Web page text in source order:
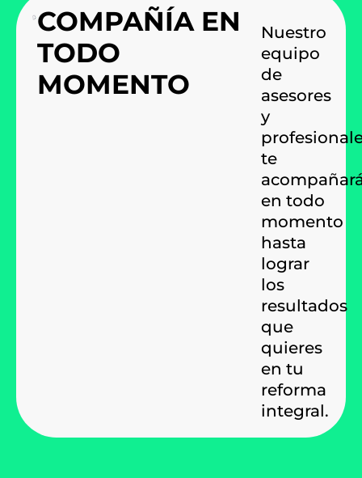
COMPAÑÍA EN
TODO
MOMENTO
Nuestro
equipo
de
asesores
y
te
en todo
momento
hasta
lograr
los
resultados
que
quieres
en tu
reforma
integral.